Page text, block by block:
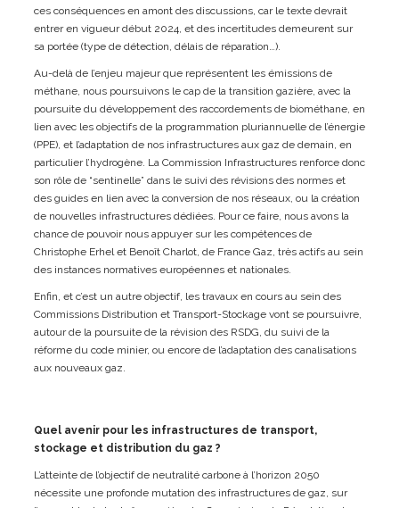
ces conséquences en amont des discussions, car le texte devrait
entrer en vigueur début 2024, et des incertitudes demeurent sur
sa portée (type de détection, délais de réparation…).
Au-delà de l’enjeu majeur que représentent les émissions de
méthane, nous poursuivons le cap de la transition gazière, avec la
poursuite du développement des raccordements de biométhane, en
lien avec les objectifs de la programmation pluriannuelle de l’énergie
(PPE), et l’adaptation de nos infrastructures aux gaz de demain, en
particulier l’hydrogène. La Commission Infrastructures renforce donc
son rôle de “sentinelle” dans le suivi des révisions des normes et
des guides en lien avec la conversion de nos réseaux, ou la création
de nouvelles infrastructures dédiées. Pour ce faire, nous avons la
chance de pouvoir nous appuyer sur les compétences de
Christophe Erhel et Benoît Charlot, de France Gaz, très actifs au sein
des instances normatives européennes et nationales.
Enfin, et c’est un autre objectif, les travaux en cours au sein des
Commissions Distribution et Transport-Stockage vont se poursuivre,
autour de la poursuite de la révision des RSDG, du suivi de la
réforme du code minier, ou encore de l’adaptation des canalisations
aux nouveaux gaz.
Quel avenir pour les infrastructures de transport,
stockage et distribution du gaz ?
L’atteinte de l’objectif de neutralité carbone à l’horizon 2050
nécessite une profonde mutation des infrastructures de gaz, sur